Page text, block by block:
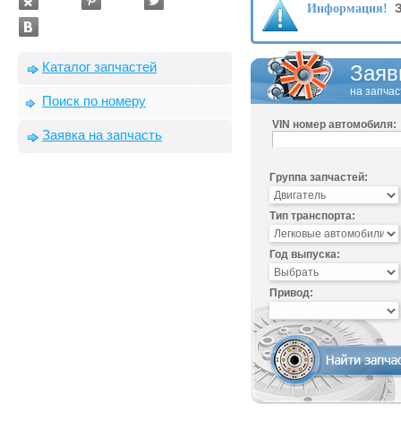
Каталог запчастей
Поиск по номеру
Заявка на запчасть
Информация!
на
VIN номер автомобиля:
Группа запчастей:
Тип транспорта:
Год выпуска:
Привод: